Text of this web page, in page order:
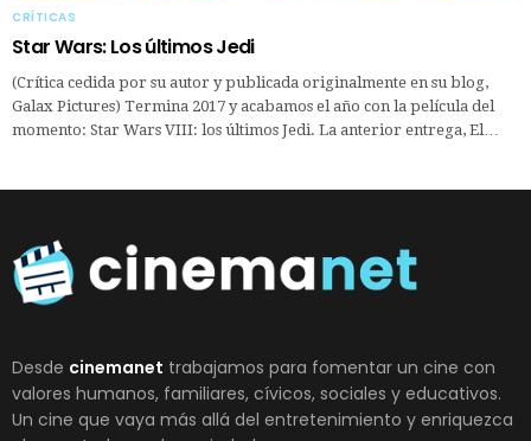
CRÍTICAS
Star Wars: Los últimos Jedi
(Crítica cedida por su autor y publicada originalmente en su blog,
Galax Pictures) Termina 2017 y acabamos el año con la película del
momento: Star Wars VIII: los últimos Jedi. La anterior entrega, El…
Desde cinemanet trabajamos para fomentar un cine con
valores humanos, familiares, cívicos, sociales y educativos.
Un cine que vaya más allá del entretenimiento y enriquezca